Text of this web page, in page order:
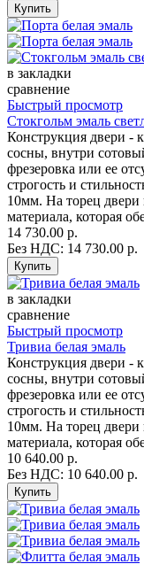
в закладки
сравнение
Быстрый просмотр
Стокгольм эмаль
Конструкция двери -
сосны, внутри
фрезеровка или ее
строгость и
10мм. На торец двери
материала, которая
14 730.00 р.
Без НДС: 14 730.00 р.
в закладки
сравнение
Быстрый просмотр
Тривиа белая эмаль
Конструкция двери -
сосны, внутри
фрезеровка или ее
строгость и
10мм. На торец двери
материала, которая
10 640.00 р.
Без НДС: 10 640.00 р.